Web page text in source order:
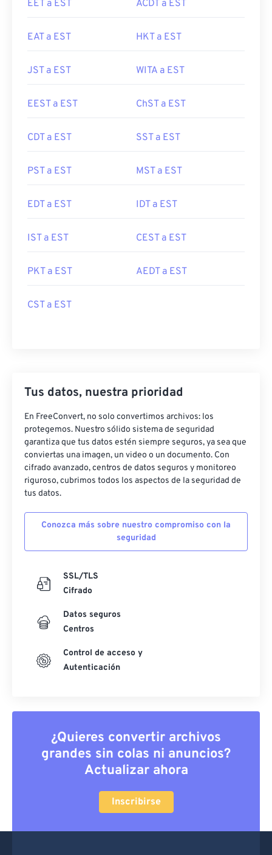
EET a EST ACDT a EST
EAT a EST HKT a EST
JST a EST WITA a EST
EEST a EST ChST a EST
CDT a EST SST a EST
PST a EST MST a EST
EDT a EST IDT a EST
IST a EST CEST a EST
PKT a EST AEDT a EST
CST a EST
Tus datos, nuestra prioridad
En FreeConvert, no solo convertimos archivos: los
protegemos. Nuestro sólido sistema de seguridad
garantiza que tus datos estén siempre seguros, ya sea que
conviertas una imagen, un video o un documento. Con
cifrado avanzado, centros de datos seguros y monitoreo
riguroso, cubrimos todos los aspectos de la seguridad de
tus datos.
Conozca más sobre nuestro compromiso con la
seguridad
SSL/TLS
Cifrado
Datos seguros
Centros
Control de acceso y
Autenticación
¿Quieres convertir archivos
grandes sin colas ni anuncios?
Actualizar ahora
Inscribirse